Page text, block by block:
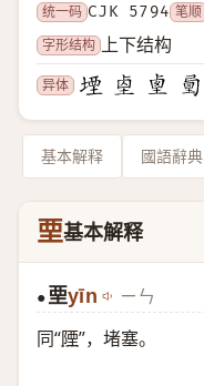
统一码 CJK 5794 笔顺
字形结构
上下结构
异体
基本解释 國語辭典
垔基本解释
● 垔yīn ㄧㄣ
同“陻”，堵塞。